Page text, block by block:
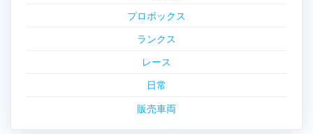
プロボックス
ランクス
レース
日常
販売車両